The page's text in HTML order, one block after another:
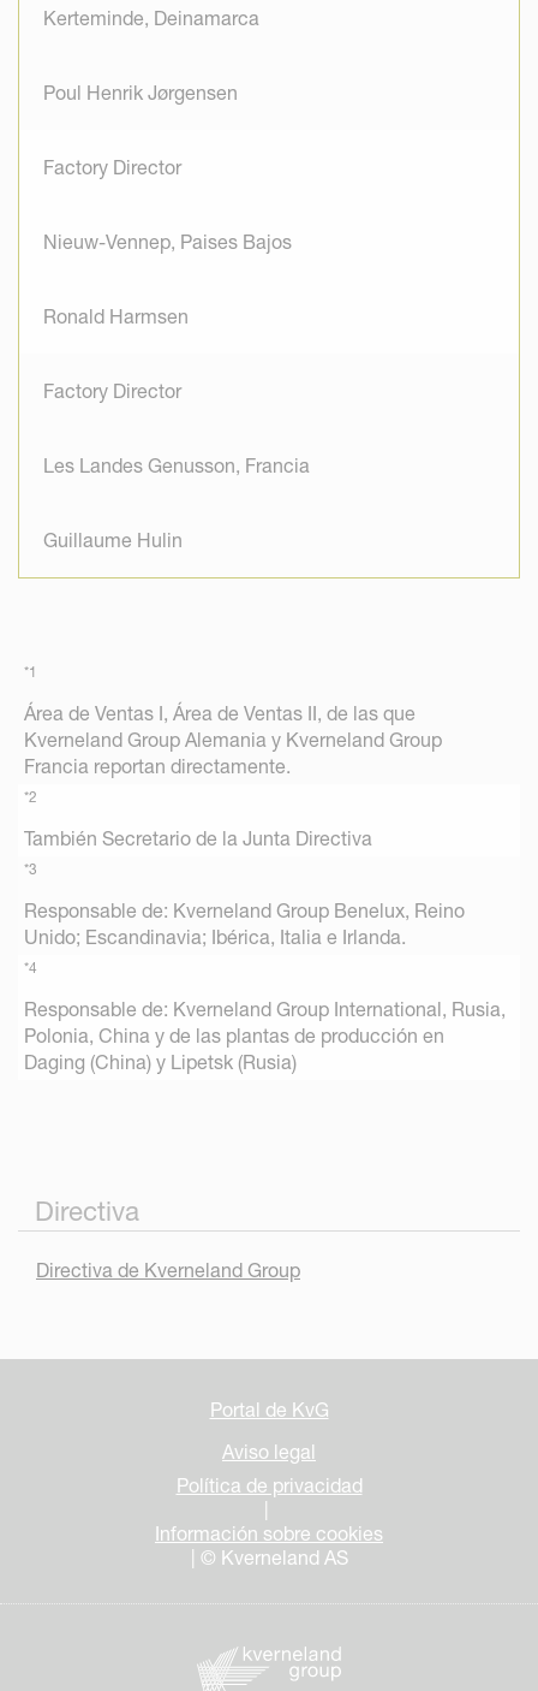
Kerteminde, Deinamarca
Poul Henrik Jørgensen
Factory Director
Nieuw-Vennep, Paises Bajos
Ronald Harmsen
Factory Director
Les Landes Genusson, Francia
Guillaume Hulin
*1
Área de Ventas I, Área de Ventas II, de las que
Kverneland Group Alemania y Kverneland Group
Francia reportan directamente.
*2
También Secretario de la Junta Directiva
*3
Responsable de: Kverneland Group Benelux, Reino
Unido; Escandinavia; Ibérica, Italia e Irlanda.
*4
Responsable de: Kverneland Group International, Rusia,
Polonia, China y de las plantas de producción en
Daging (China) y Lipetsk (Rusia)
Directiva
Directiva de Kverneland Group
Portal de KvG
Aviso legal
Política de privacidad
Información sobre cookies
| © Kverneland AS